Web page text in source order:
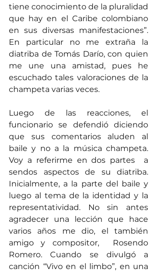
tiene conocimiento de la pluralidad
que hay en el Caribe colombiano
en sus diversas manifestaciones”.
En particular no me extraña la
diatriba de Tomás Darío, con quien
me une una amistad, pues he
escuchado tales valoraciones de la
champeta varias veces.
Luego de las reacciones, el
funcionario se defendió diciendo
que sus comentarios aluden al
baile y no a la música champeta.
Voy a referirme en dos partes  a
sendos aspectos de su diatriba.
Inicialmente, a la parte del baile y
luego al tema de la identidad y la
representatividad. No sin antes
agradecer una lección que hace
varios años me dio, el también
amigo y compositor,  Rosendo
Romero. Cuando se divulgó a
canción “Vivo en el limbo”, en una